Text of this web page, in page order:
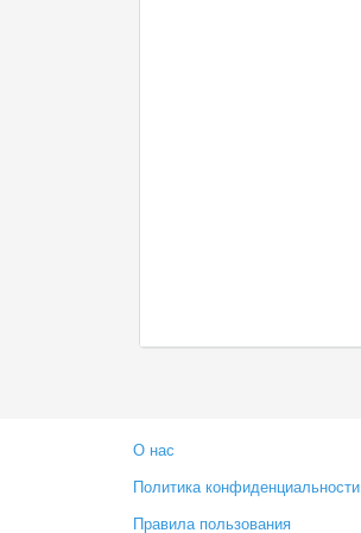
О нас
Политика конфиденциальности
Правила пользования